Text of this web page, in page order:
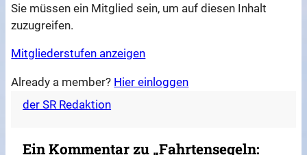
Sie müssen ein Mitglied sein, um auf diesen Inhalt
zuzugreifen.
Mitgliederstufen anzeigen
Already a member? Hier einloggen
der SR Redaktion
Ein Kommentar zu „Fahrtensegeln: